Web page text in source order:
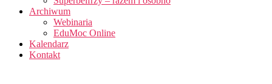
Archiwum
Webinaria
EduMoc Online
Kalendarz
Kontakt